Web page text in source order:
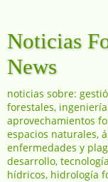
Noticias
News
noticias sobre:
forestales,
aprovechamientos
espacios naturales,
enfermedades y
desarrollo,
hídricos, hidrología